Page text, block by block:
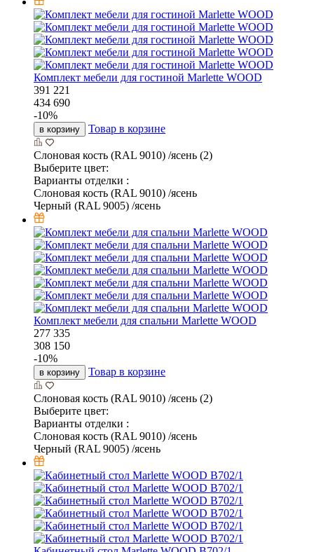
Комплект мебели для гостиной Marlette WOOD
391 221
434 690
-10%
в корзину Товар в корзине
Слоновая кость (RAL 9010) /ясень (2)
Выберите цвет:
Варианты отделки :
Слоновая кость (RAL 9010) /ясень
Черный (RAL 9005) /ясень
Комплект мебели для спальни Marlette WOOD
277 335
308 150
-10%
в корзину Товар в корзине
Слоновая кость (RAL 9010) /ясень (2)
Выберите цвет:
Варианты отделки :
Слоновая кость (RAL 9010) /ясень
Черный (RAL 9005) /ясень